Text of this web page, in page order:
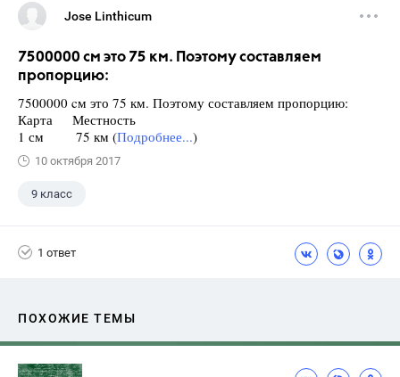
Jose Linthicum
7500000 cм это 75 км. Поэтому составляем
пропорцию:
7500000 cм это 75 км. Поэтому составляем пропорцию:
Карта Местность
1 см 75 км (Подробнее...)
10 октября 2017
9 класс
1 ответ
ПОХОЖИЕ ТЕМЫ